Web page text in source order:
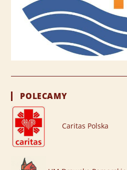
POLECAMY
Caritas Polska